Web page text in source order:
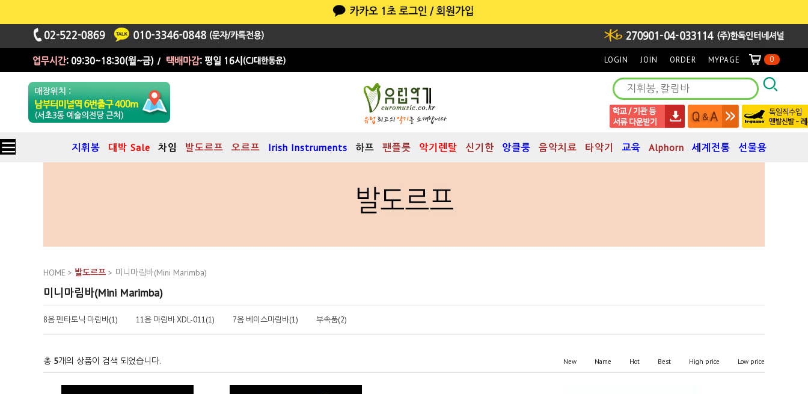
LOGIN JOIN ORDER MYPAGE 0
지휘봉 대박 Sale 차임 발도르프 오르프 Irish Instruments 하프 팬플릇 악기렌탈 신기한 앙클룽 음악치료 타악기 교육 Alphorn 세계전통 선물용
HOME > 발도르프 > 미니마림바(Mini Marimba)
미니마림바(Mini Marimba)
8음 펜타토닉 마림바(1) 11음 마림바 XDL-011(1) 7음 베이스마림바(1) 부속품(2)
총 5개의 상품이 검색 되었습니다. New Name Hot Best High price Low price